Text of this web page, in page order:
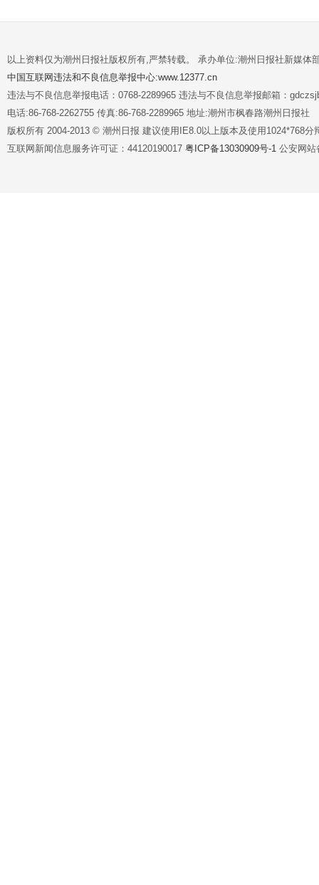
以上资料仅为潮州日报社版权所有,严禁转载。 承办单位:潮州日报社新媒体
中国互联网违法和不良信息举报中心:www.12377.cn
违法与不良信息举报电话：0768-2289965 违法与不良信息举报邮箱：
电话:86-768-2262755 传真:86-768-2289965 地址:潮州市枫春路潮州日报社
版权所有 2004-2013 © 潮州日报 建议使用IE8.0以上版本及使用1024*768分
互联网新闻信息服务许可证：44120190017 粤ICP备13030909号-1 公安网站